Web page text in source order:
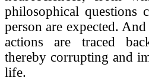
philosophical questions
person are expected.
actions are traced
thereby corrupting and
life.